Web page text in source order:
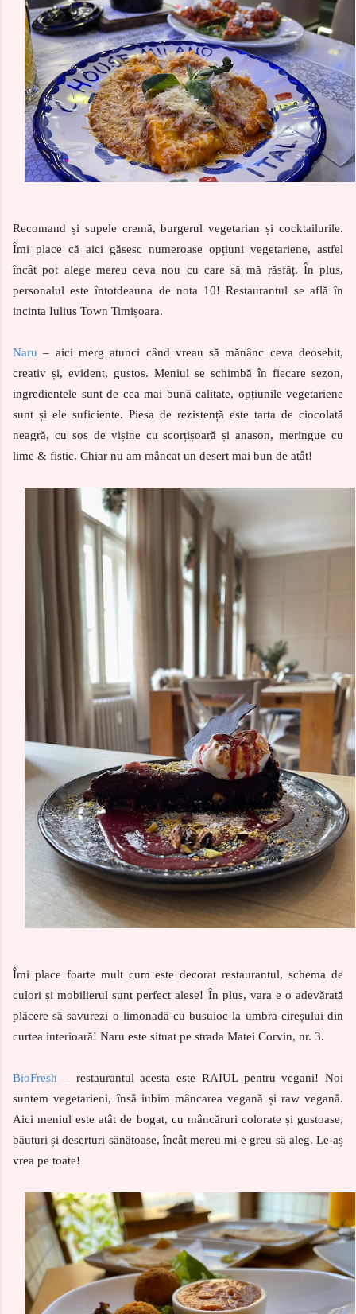
Recomand și supele cremă, burgerul vegetarian și cocktailurile.
Îmi place că aici găsesc numeroase opțiuni vegetariene, astfel
încât pot alege mereu ceva nou cu care să mă răsfăț. În plus,
personalul este întotdeauna de nota 10! Restaurantul se află în
incinta Iulius Town Timișoara.
Naru – aici merg atunci când vreau să mănânc ceva deosebit,
creativ și, evident, gustos. Meniul se schimbă în fiecare sezon,
ingredientele sunt de cea mai bună calitate, opțiunile vegetariene
sunt și ele suficiente. Piesa de rezistență este tarta de ciocolată
neagră, cu sos de vișine cu scorțișoară și anason, meringue cu
lime & fistic. Chiar nu am mâncat un desert mai bun de atât!
Îmi place foarte mult cum este decorat restaurantul, schema de
culori și mobilierul sunt perfect alese! În plus, vara e o adevărată
plăcere să savurezi o limonadă cu busuioc la umbra cireșului din
curtea interioară! Naru este situat pe strada Matei Corvin, nr. 3.
BioFresh – restaurantul acesta este RAIUL pentru vegani! Noi
suntem vegetarieni, însă iubim mâncarea vegană și raw vegană.
Aici meniul este atât de bogat, cu mâncăruri colorate și gustoase,
băuturi și deserturi sănătoase, încât mereu mi-e greu să aleg. Le-aș
vrea pe toate!